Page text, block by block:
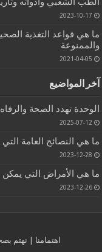
2023-10-17
ما هي قواعد التغذية
والممنوعة
2021-04-05
آخر المواضيع
الوحدة تهدد الصحة
2025-07-12
ما هي النصائح العامة
2023-12-28
ما هي الأمراض التي يمكن
2023-12-26
اهتمامنا | نهتم